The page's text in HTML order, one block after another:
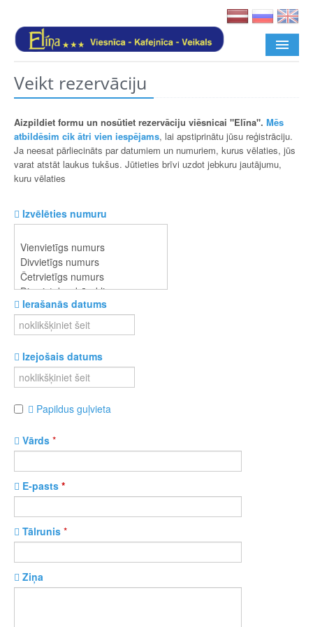
SĀKUMS
GALERIJA
KONTAKTI
Veikt rezervāciju
Aizpildiet formu un nosūtiet rezervāciju viēsnicai "Elīna". Mēs
atbildēsim cik ātri vien iespējams, lai apstiprinātu jūsu reģistrāciju.
Ja neesat pārliecināts par datumiem un numuriem, kurus vēlaties, jūs
varat atstāt laukus tukšus. Jūtieties brīvi uzdot jebkuru jautājumu,
kuru vēlaties
Izvēlēties numuru
Ierašanās datums
Izejošais datums
Papildus guļvieta
Vārds *
E-pasts *
Tālrunis *
Ziņa